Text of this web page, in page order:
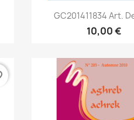
Aperçu
GC201411834 Art.
10,00 €